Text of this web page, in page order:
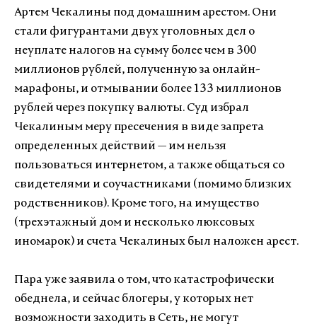
Артем Чекалины под домашним арестом. Они
стали фигурантами двух уголовных дел о
неуплате налогов на сумму более чем в 300
миллионов рублей, полученную за онлайн-
марафоны, и отмывании более 133 миллионов
рублей через покупку валюты. Суд избрал
Чекалиным меру пресечения в виде запрета
определенных действий — им нельзя
пользоваться интернетом, а также общаться со
свидетелями и соучастниками (помимо близких
родственников). Кроме того, на имущество
(трехэтажный дом и несколько люксовых
иномарок) и счета Чекалиных был наложен арест.
Пара уже заявила о том, что катастрофически
обеднела, и сейчас блогеры, у которых нет
возможности заходить в Сеть, не могут